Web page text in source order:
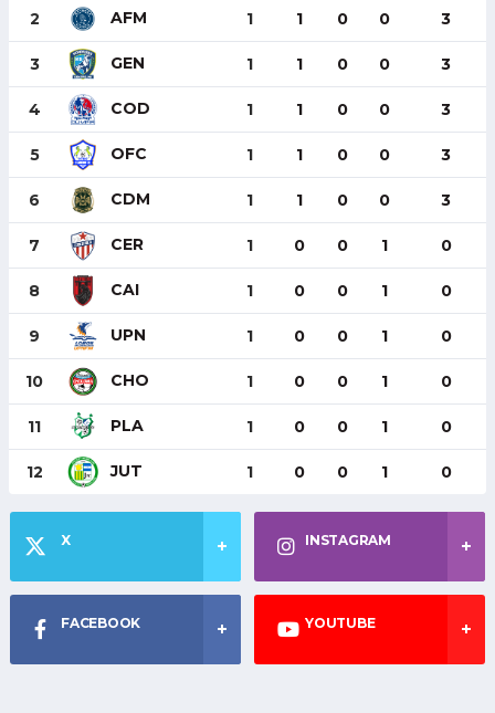
2 AFM 1 1 0 0 3
3 GEN 1 1 0 0 3
4 COD 1 1 0 0 3
5 OFC 1 1 0 0 3
6 CDM 1 1 0 0 3
7 CER 1 0 0 1 0
8 CAI 1 0 0 1 0
9 UPN 1 0 0 1 0
10 CHO 1 0 0 1 0
11 PLA 1 0 0 1 0
12 JUT 1 0 0 1 0
X INSTAGRAM
FACEBOOK YOUTUBE